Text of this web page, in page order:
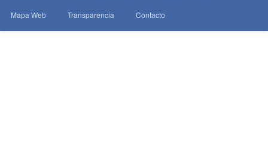
Mapa Web Transparencia Contacto